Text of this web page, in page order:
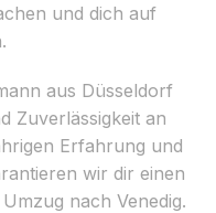
und dich auf
aus Düsseldorf
Zuverlässigkeit an
Erfahrung und
wir dir einen
nach Venedig.